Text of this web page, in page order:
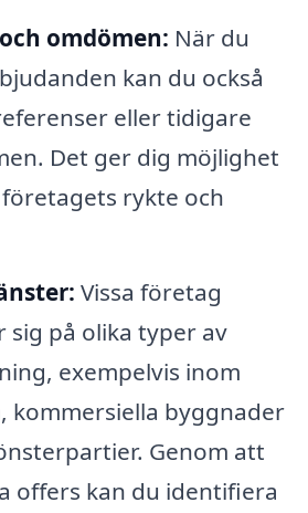
omdömen: När du
kan du också
eller tidigare
Det ger dig möjlighet
rykte och
Vissa företag
sig på olika typer av
exempelvis inom
kommersiella byggnader
Genom att
offers kan du identifiera